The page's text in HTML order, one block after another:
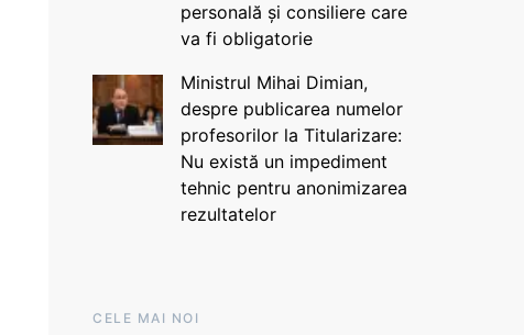
personală și consiliere care
va fi obligatorie
Ministrul Mihai Dimian,
despre publicarea numelor
profesorilor la Titularizare:
Nu există un impediment
tehnic pentru anonimizarea
rezultatelor
CELE MAI NOI